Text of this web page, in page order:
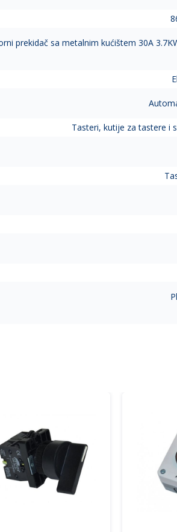
prekidač sa metalnim kućištem 30A
Tasteri, kutije za tastere i